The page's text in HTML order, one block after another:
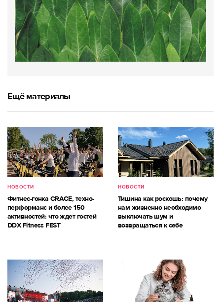
Ещё материалы
НОВОСТИ
Фитнес-гонка CRACE, техно-
перформанс и более 150
активностей: что ждет гостей
DDX Fitness FEST
НОВОСТИ
Тишина как роскошь: почему
нам жизненно необходимо
выключать шум и
возвращаться к себе